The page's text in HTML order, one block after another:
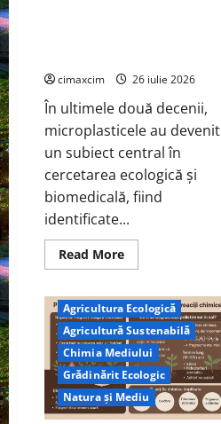
cimaxcim 26 iulie 2026
În ultimele două decenii,
microplasticele au devenit
un subiect central în
cercetarea ecologică și
biomedicală, fiind
identificate...
Read MoreRead
more
ingerate
de
om:
cât
plastic
mâncăm,
cum
se
dizolvă
și
Agricultura Ecologică
Agricultură Sustenabilă
Chimia Mediului
Grădinărit Ecologic
Natura și Mediu